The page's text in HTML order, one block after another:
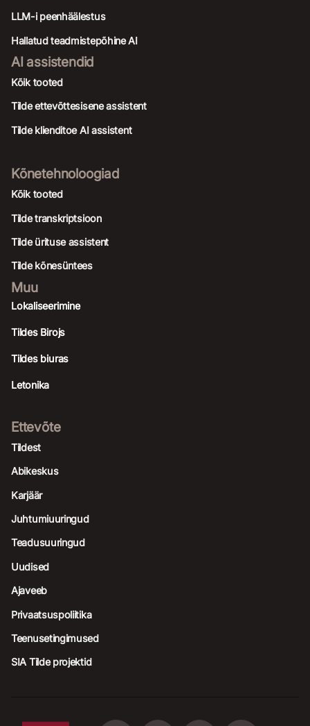
LLM-i peenhäälestus
Hallatud teadmistepõhine AI
AI assistendid
Kõik tooted
Tilde ettevõttesisene assistent
Tilde klienditoe AI assistent
Kõnetehnoloogiad
Kõik tooted
Tilde transkriptsioon
Tilde ürituse assistent
Tilde kõnesüntees
Muu
Lokaliseerimine
Tildes Birojs
Tildes biuras
Letonika
Ettevõte
Tildest
Abikeskus
Karjäär
Juhtumiuuringud
Teadusuuringud
Uudised
Ajaveeb
Privaatsuspoliitika
Teenusetingimused
SIA Tilde projektid